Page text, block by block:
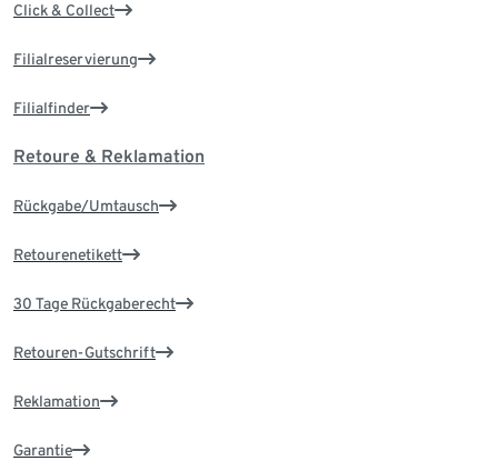
Click & Collect
Filialreservierung
Filialfinder
Retoure & Reklamation
Rückgabe/Umtausch
Retourenetikett
30 Tage Rückgaberecht
Retouren-Gutschrift
Reklamation
Garantie